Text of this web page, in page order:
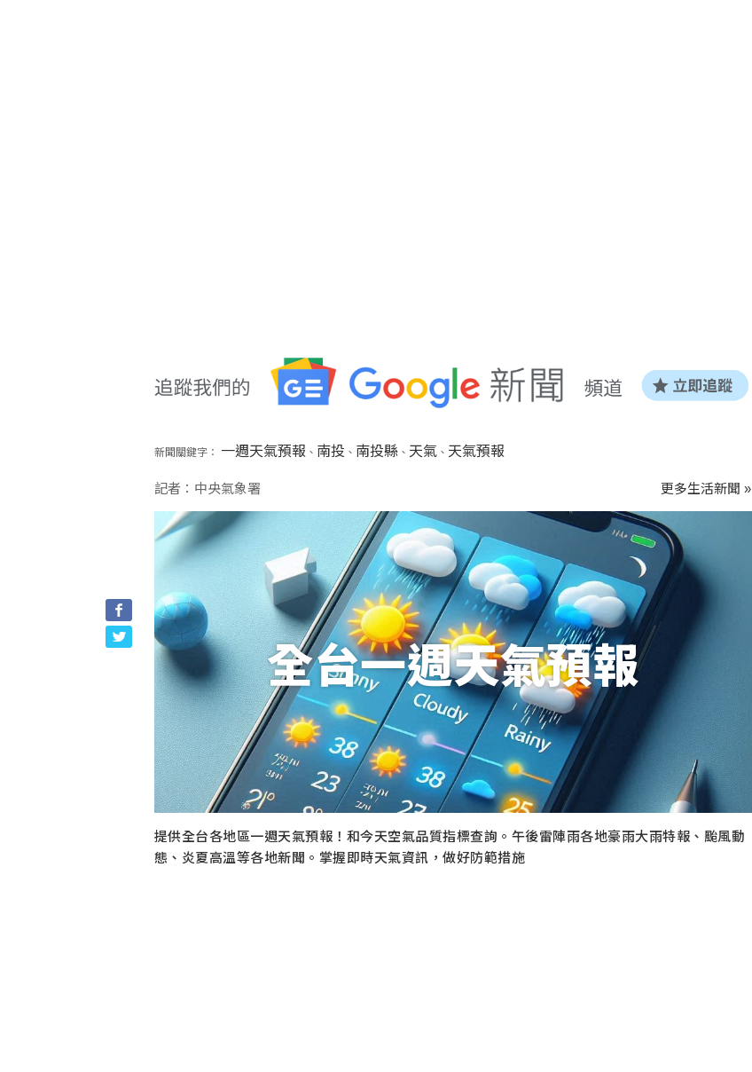
新聞關鍵字： 一週天氣預報 、 南投 、 南投縣、 天氣、 天氣預報
記者：中央氣象署 更多生活新聞 »
全台一週天氣預報
提供全台各地區一週天氣預報！和今天空氣品質指標查詢。午後雷陣雨各地豪雨大雨特報、颱風動
態、炎夏高溫等各地新聞。掌握即時天氣資訊，做好防範措施